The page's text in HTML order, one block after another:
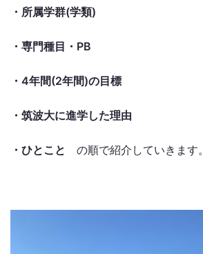
・所属学群(学類)
・専門種目・PB
・4年間(2年間)の目標
・筑波大に進学した理由
・ひとこと の順で紹介していきます。